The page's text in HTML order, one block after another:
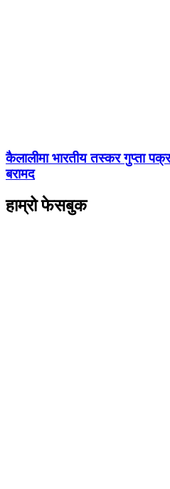
कैलालीमा भारतीय तस्कर गुप्ता
बरामद
हाम्रो फेसबुक